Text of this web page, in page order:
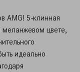
AMG! 5-клинная
цвете,
идеально